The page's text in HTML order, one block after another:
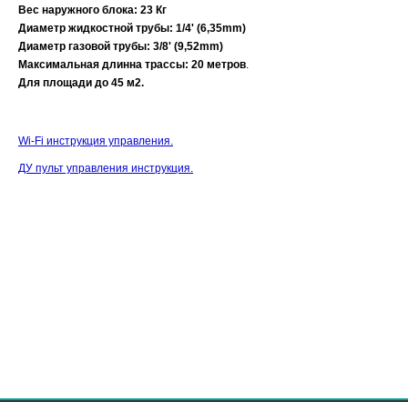
Вес наружного блока: 23 Кг
Диаметр жидкостной трубы: 1/4' (6,35mm)
Диаметр газовой трубы: 3/8' (9,52mm)
Максимальная длинна трассы: 20 метров.
Для площади до 45 м2.
Wi-Fi инструкция управления.
ДУ пульт управления инструкция.